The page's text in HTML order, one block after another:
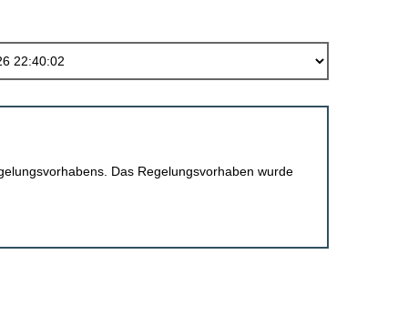
Das Regelungsvorhaben wurde